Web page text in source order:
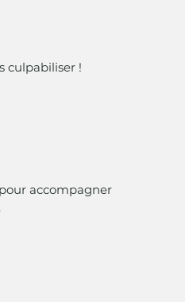
culpabiliser !
accompagner